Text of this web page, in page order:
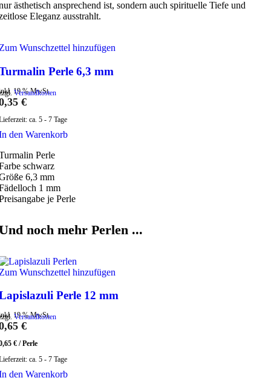
ästhetisch ansprechend ist, sondern auch spirituelle Tiefe und
Eleganz ausstrahlt.
Wunschzettel hinzufügen
Perle 6,3 mm
19 % MwSt.
Versandkosten
€
ca. 5 - 7 Tage
den Warenkorb
Perle
schwarz
6,3 mm
1 mm
je Perle
noch mehr Perlen ...
Wunschzettel hinzufügen
Perle 12 mm
19 % MwSt.
Versandkosten
€
€ /Perle
ca. 5 - 7 Tage
den Warenkorb